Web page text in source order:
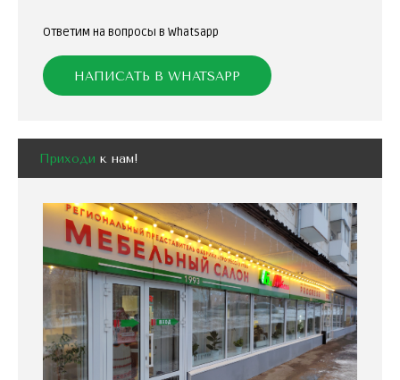
Ответим на вопросы в Whatsapp
НАПИСАТЬ В WHATSAPP
Приходи к нам!